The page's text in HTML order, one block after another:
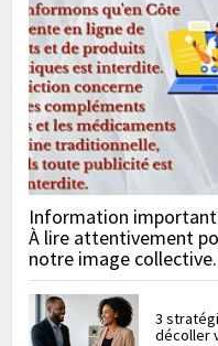
Information
À lire attentivement
notre image collective.
3
décoller